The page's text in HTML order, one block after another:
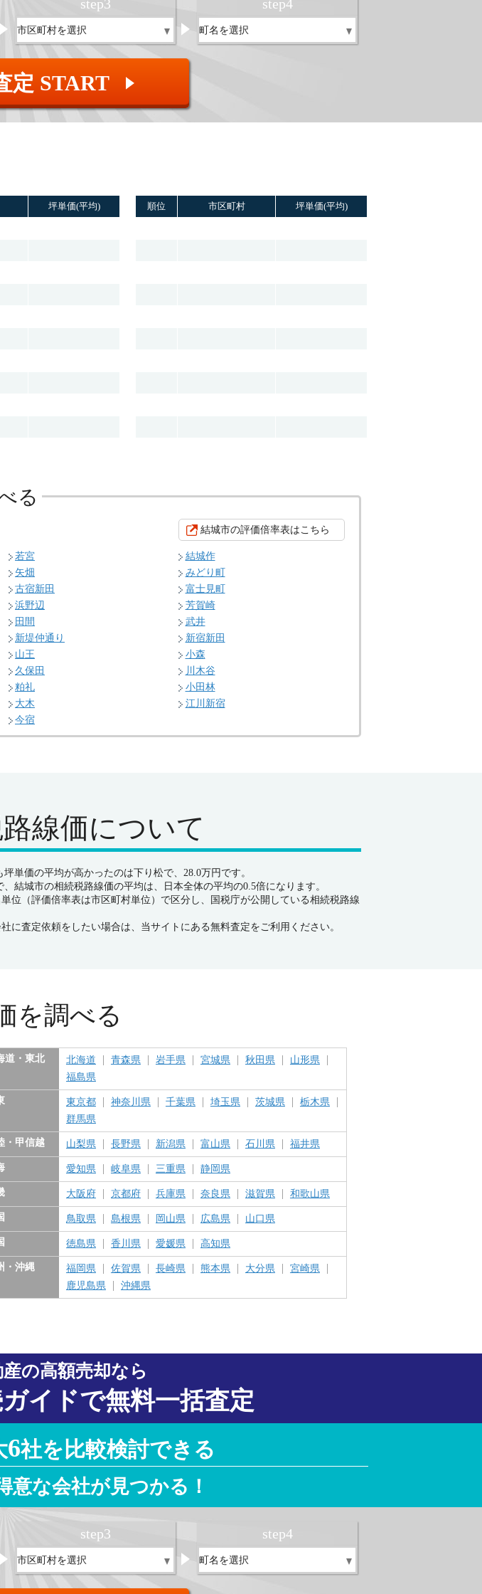
step3 step4
定 START ▲
坪単価(平均) 順位 市区町村 坪単価(平均)
る
結城市の評価倍率表はこちら
若宮
結城作
矢畑
みどり町
古宿新田
富士見町
浜野辺
芳賀崎
田間
武井
新堤仲通り
新宿新田
山王
小森
久保田
川木谷
粕礼
小田林
大木
江川新宿
今宿
線価について
単価の平均が高かったのは下り松で、28.0万円です。
結城市の相続税路線価の平均は、日本全体の平均の0.5倍になります。
位（評価倍率表は市区町村単位）で区分し、国税庁が公開している相続税路線
に査定依頼をしたい場合は、当サイトにある無料査定をご利用ください。
を調べる
道・東北 北海道 青森県 岩手県 宮城県 秋田県
山形県
福島県
東京都 神奈川県 千葉県 埼玉県 茨城県
栃木県
群馬県
・甲信越 山梨県 長野県 新潟県 富山県 石川県 福井県
愛知県 岐阜県 三重県 静岡県
大阪府 京都府 兵庫県 奈良県 滋賀県 和歌山県
鳥取県 島根県 岡山県 広島県 山口県
徳島県 香川県 愛媛県 高知県
・沖縄 福岡県 佐賀県 長崎県 熊本県 大分県
宮崎県
鹿児島県
沖縄県
の高額売却なら
イドで無料一括査定
6社を比較検討できる
意な会社が見つかる！
step3 step4